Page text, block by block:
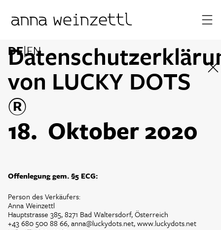
DE|EN
von LUCKY DOTS
®
18. Oktober 2020
Offenlegung gem. §5 ECG:
Person des Verkäufers:
Anna Weinzettl
Hauptstrasse 385, 8271 Bad Waltersdorf, Österreich
+43 680 500 88 66, anna@luckydots.net, www.luckydots.net